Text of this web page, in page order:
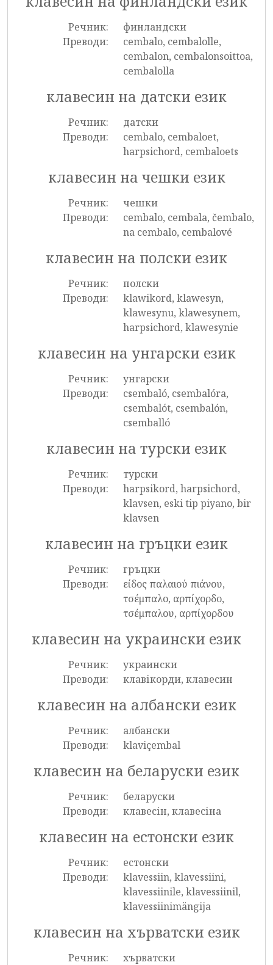
Речник:
финландски
Преводи:
cembalo, cembalolle,
cembalon, cembalonsoittoa,
cembalolla
клавесин на датски език
Речник:
датски
Преводи:
cembalo, cembaloet,
harpsichord, cembaloets
клавесин на чешки език
Речник:
чешки
Преводи:
cembalo, cembala, čembalo,
na cembalo, cembalové
клавесин на полски език
Речник:
полски
Преводи:
klawikord, klawesyn,
klawesynu, klawesynem,
harpsichord, klawesynie
клавесин на унгарски език
Речник:
унгарски
Преводи:
csembaló, csembalóra,
csembalót, csembalón,
csemballó
клавесин на турски език
Речник:
турски
Преводи:
harpsikord, harpsichord,
klavsen, eski tip piyano, bir
klavsen
клавесин на гръцки език
Речник:
гръцки
Преводи:
είδος παλαιού πιάνου,
τσέμπαλο, αρπίχορδο,
τσέμπαλου, αρπίχορδου
клавесин на украински език
Речник:
украински
Преводи:
клавікорди, клавесин
клавесин на албански език
Речник:
албански
Преводи:
klaviçembal
клавесин на беларуски език
Речник:
беларуски
Преводи:
клавесін, клавесіна
клавесин на естонски език
Речник:
естонски
Преводи:
klavessiin, klavessiini,
klavessiinile, klavessiinil,
klavessiinimängija
клавесин на хърватски език
Речник:
хърватски